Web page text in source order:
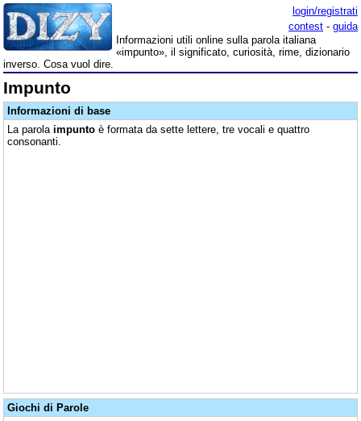
login/registrati
contest - guida
Informazioni utili online sulla parola italiana
«impunto», il significato, curiosità, rime, dizionario
inverso. Cosa vuol dire.
Impunto
Informazioni di base
La parola impunto è formata da sette lettere, tre vocali e quattro
consonanti.
Giochi di Parole